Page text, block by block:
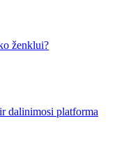
ženklui?
dalinimosi platforma